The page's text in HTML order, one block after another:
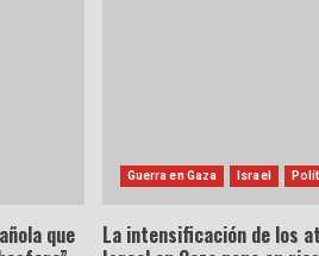
que
Guerra en Gaza Israel
La intensificación de los